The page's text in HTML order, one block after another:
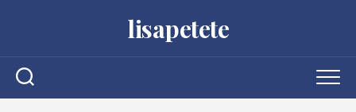
lisapetete